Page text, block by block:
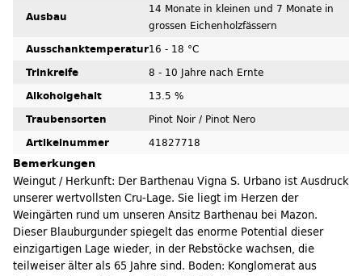
Ausbau
14 Monate in kleinen und 7 Monate in
grossen Eichenholzfässern
Ausschanktemperatur16 - 18 °C
Trinkreife
8 - 10 Jahre nach Ernte
Alkoholgehalt
13.5 %
Traubensorten
Pinot Noir / Pinot Nero
Artikelnummer
41827718
Bemerkungen
Weingut / Herkunft: Der Barthenau Vigna S. Urbano ist Ausdruck
unserer wertvollsten Cru-Lage. Sie liegt im Herzen der
Weingärten rund um unseren Ansitz Barthenau bei Mazon.
Dieser Blauburgunder spiegelt das enorme Potential dieser
einzigartigen Lage wieder, in der Rebstöcke wachsen, die
teilweiser älter als 65 Jahre sind. Boden: Konglomerat aus